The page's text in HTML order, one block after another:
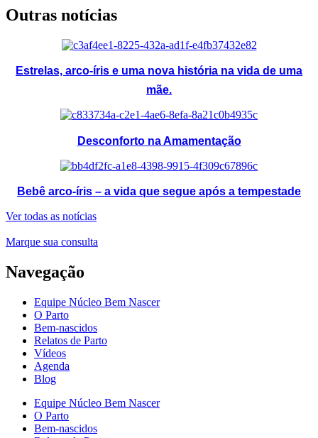
Outras notícias
Estrelas, arco-íris e uma nova história na vida de uma
mãe.
Desconforto na Amamentação
Bebê arco-íris – a vida que segue após a tempestade
Ver todas as notícias
Marque sua consulta
Navegação
Equipe Núcleo Bem Nascer
O Parto
Bem-nascidos
Relatos de Parto
Vídeos
Agenda
Blog
Equipe Núcleo Bem Nascer
O Parto
Bem-nascidos